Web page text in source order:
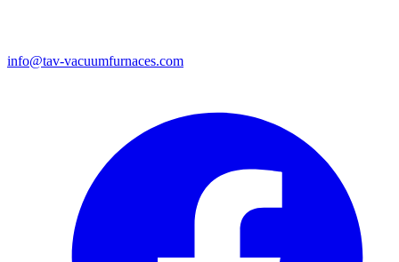
info@tav-vacuumfurnaces.com